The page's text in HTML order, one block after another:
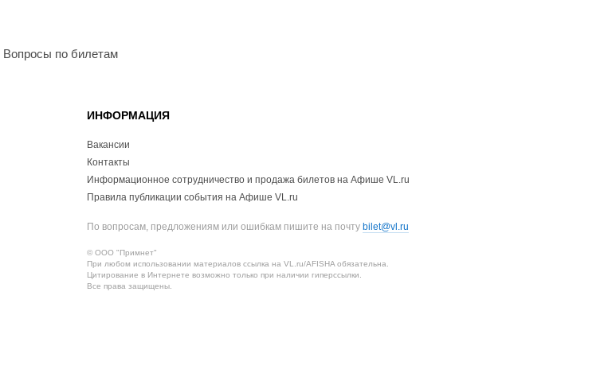
Вопросы по билетам
ИНФОРМАЦИЯ
Вакансии
Контакты
Информационное сотрудничество и продажа билетов на Афише VL.ru
Правила публикации события на Афише VL.ru
По вопросам, предложениям или ошибкам пишите на почту bilet@vl.ru
© ООО "Примнет"
При любом использовании материалов ссылка на VL.ru/AFISHA обязательна.
Цитирование в Интернете возможно только при наличии гиперссылки.
Все права защищены.